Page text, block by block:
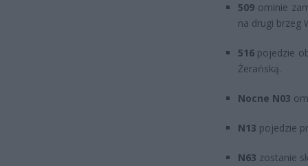
509ominie
na drugi brzeg
516pojedzie
Żerańską.
Nocne N03
N13 pojedzie
N63 zostanie